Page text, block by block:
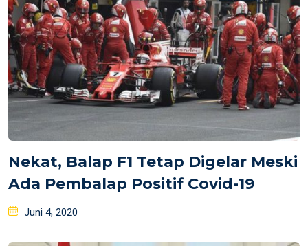
Nekat, Balap F1 Tetap Digelar Meski
Ada Pembalap Positif Covid-19
Posted
Juni 4, 2020